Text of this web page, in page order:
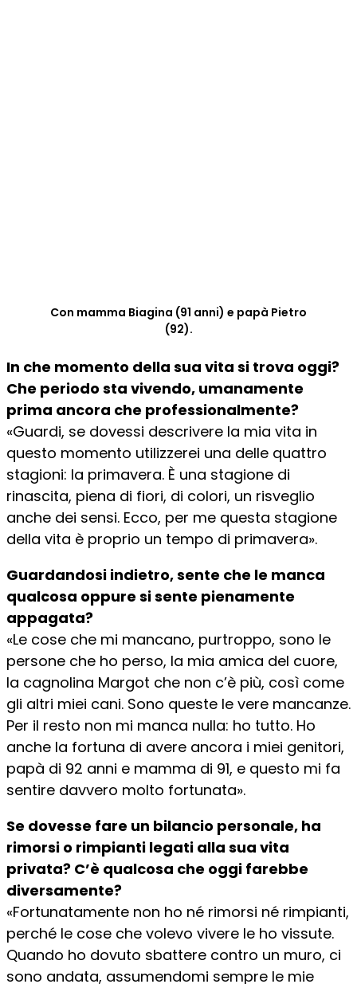
Con mamma Biagina (91 anni) e papà Pietro
(92).
In che momento della sua vita si trova oggi?
Che periodo sta vivendo, umanamente
prima ancora che professionalmente?
«Guardi, se dovessi descrivere la mia vita in
questo momento utilizzerei una delle quattro
stagioni: la primavera. È una stagione di
rinascita, piena di fiori, di colori, un risveglio
anche dei sensi. Ecco, per me questa stagione
della vita è proprio un tempo di primavera».
Guardandosi indietro, sente che le manca
qualcosa oppure si sente pienamente
appagata?
«Le cose che mi mancano, purtroppo, sono le
persone che ho perso, la mia amica del cuore,
la cagnolina Margot che non c’è più, così come
gli altri miei cani. Sono queste le vere mancanze.
Per il resto non mi manca nulla: ho tutto. Ho
anche la fortuna di avere ancora i miei genitori,
papà di 92 anni e mamma di 91, e questo mi fa
sentire davvero molto fortunata».
Se dovesse fare un bilancio personale, ha
rimorsi o rimpianti legati alla sua vita
privata? C’è qualcosa che oggi farebbe
diversamente?
«Fortunatamente non ho né rimorsi né rimpianti,
perché le cose che volevo vivere le ho vissute.
Quando ho dovuto sbattere contro un muro, ci
sono andata, assumendomi sempre le mie